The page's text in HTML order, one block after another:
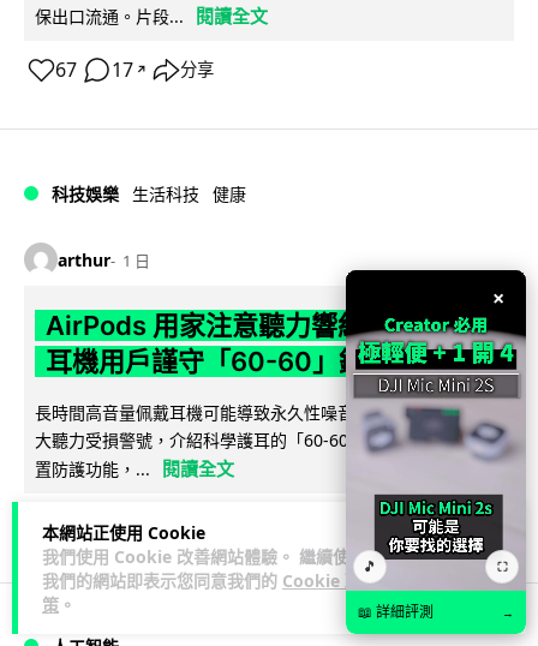
本網站正使用 Cookie
我們使用 Cookie 改善網站體驗。 繼續使用
我們的網站即表示您同意我們的 Cookie 政
策 。
保出口流通。片段...
閱讀全文
67 17 ↗ 分享
科技娛樂 生活科技 健康
arthur 1 日
AirPods 用家注意聽力響紅燈 醫學界籲
耳機用戶謹守「60-60」鐵律
長時間高音量佩戴耳機可能導致永久性噪音性聽損。本文盤點 4
大聽力受損警號，介紹科學護耳的「60-60 原則」及 Apple 內
置防護功能，...
閱讀全文
18 分享
×
🎵 ⛶
📖 詳細評測 →